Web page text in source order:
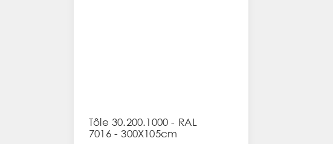
Tôle 30.200.1000 - RAL
7016 - 300X105cm